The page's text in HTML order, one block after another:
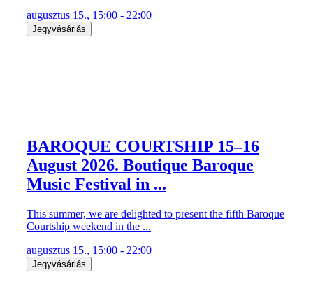
augusztus 15., 15:00 - 22:00
Jegyvásárlás
BAROQUE COURTSHIP 15–16
August 2026. Boutique Baroque
Music Festival in ...
This summer, we are delighted to present the fifth Baroque
Courtship weekend in the ...
augusztus 15., 15:00 - 22:00
Jegyvásárlás